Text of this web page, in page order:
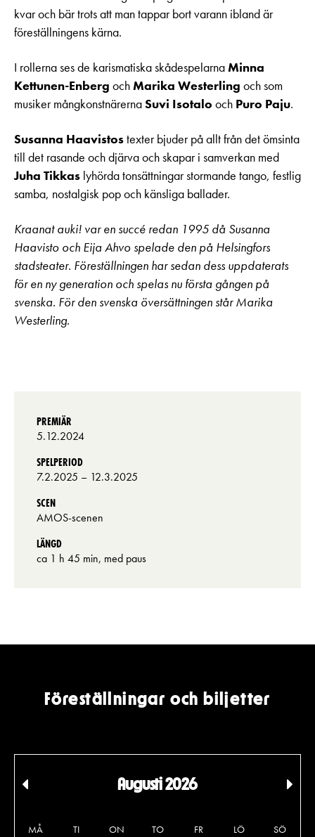
kvar och bär trots att man tappar bort varann ibland är
föreställningens kärna.
I rollerna ses de karismatiska skådespelarnaMinna
Kettunen-Enberg ochMarika Westerling och som
musiker mångkonstnärernaSuvi Isotalo och Puro Paju.
Susanna Haavistostexter bjuder på allt från det ömsinta
till det rasande och djärva och skapar i samverkan med
Juha Tikkas lyhörda tonsättningar stormande tango, festlig
samba, nostalgisk pop och känsliga ballader.
Kraanat auki! var en succé redan 1995 då Susanna
Haavisto och Eija Ahvo spelade den på Helsingfors
stadsteater. Föreställningen har sedan dess uppdaterats
för en ny generation och spelas nu första gången på
svenska. För den svenska översättningen står Marika
Westerling.
PREMIÄR
5.12.2024
SPELPERIOD
7.2.2025 – 12.3.2025
SCEN
AMOS-scenen
LÄNGD
ca 1 h 45 min, med paus
Föreställningar och biljetter
Tidigare
Augusti 2026
MÅ TI ON TO FR LÖ SÖ